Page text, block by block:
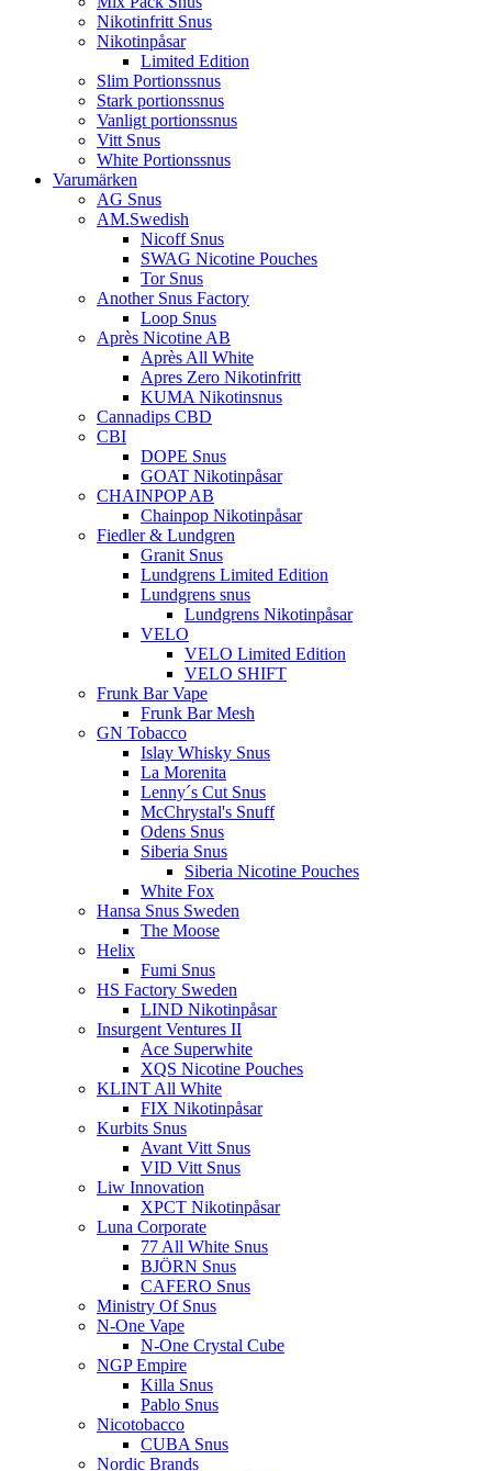
Nikotinfritt Snus
Nikotinpåsar
Limited Edition
Slim Portionssnus
Stark portionssnus
Vanligt portionssnus
Vitt Snus
White Portionssnus
Varumärken
AG Snus
AM.Swedish
Nicoff Snus
SWAG Nicotine Pouches
Tor Snus
Another Snus Factory
Loop Snus
Après Nicotine AB
Après All White
Apres Zero Nikotinfritt
KUMA Nikotinsnus
Cannadips CBD
CBI
DOPE Snus
GOAT Nikotinpåsar
CHAINPOP AB
Chainpop Nikotinpåsar
Fiedler & Lundgren
Granit Snus
Lundgrens Limited Edition
Lundgrens snus
Lundgrens Nikotinpåsar
VELO
VELO Limited Edition
VELO SHIFT
Frunk Bar Vape
Frunk Bar Mesh
GN Tobacco
Islay Whisky Snus
La Morenita
Lenny´s Cut Snus
McChrystal's Snuff
Odens Snus
Siberia Snus
Siberia Nicotine Pouches
White Fox
Hansa Snus Sweden
The Moose
Helix
Fumi Snus
HS Factory Sweden
LIND Nikotinpåsar
Insurgent Ventures II
Ace Superwhite
XQS Nicotine Pouches
KLINT All White
FIX Nikotinpåsar
Kurbits Snus
Avant Vitt Snus
VID Vitt Snus
Liw Innovation
XPCT Nikotinpåsar
Luna Corporate
77 All White Snus
BJÖRN Snus
CAFERO Snus
Ministry Of Snus
N-One Vape
N-One Crystal Cube
NGP Empire
Killa Snus
Pablo Snus
Nicotobacco
CUBA Snus
Nordic Brands